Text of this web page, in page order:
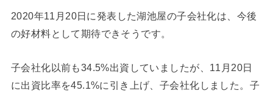
2020年11月20日に発表した湖池屋の子会社化は、今後
の好材料として期待できそうです。
子会社化以前も34.5%出資していましたが、11月20日
に出資比率を45.1%に引き上げ、子会社化しました。子